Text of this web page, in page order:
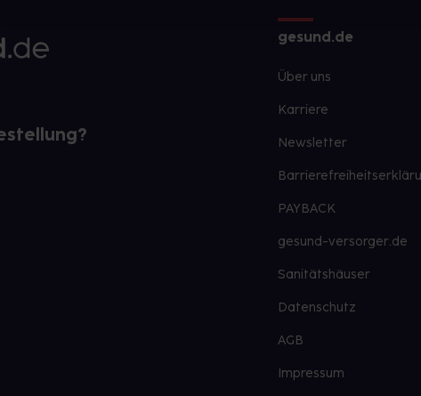
gesund.de
Über uns
Karriere
Newsletter
PAYBACK
gesund-versorger.de
Sanitätshäuser
Datenschutz
AGB
Impressum